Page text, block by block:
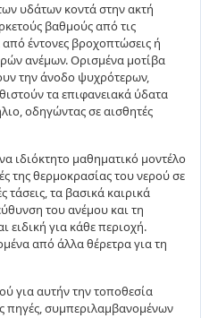
υδάτων κοντά στην ακτή
βαθμούς από τις
από έντονες βροχοπτώσεις ή
ανέμων. Ορισμένα μοτίβα
την άνοδο ψυχρότερων,
τα επιφανειακά ύδατα
οδηγώντας σε αισθητές
ιδιόκτητο μαθηματικό μοντέλο
της θερμοκρασίας του νερού σε
τάσεις, τα βασικά καιρικά
του ανέμου και τη
ειδική για κάθε περιοχή.
από άλλα θέρετρα για τη
για αυτήν την τοποθεσία
πηγές, συμπεριλαμβανομένων